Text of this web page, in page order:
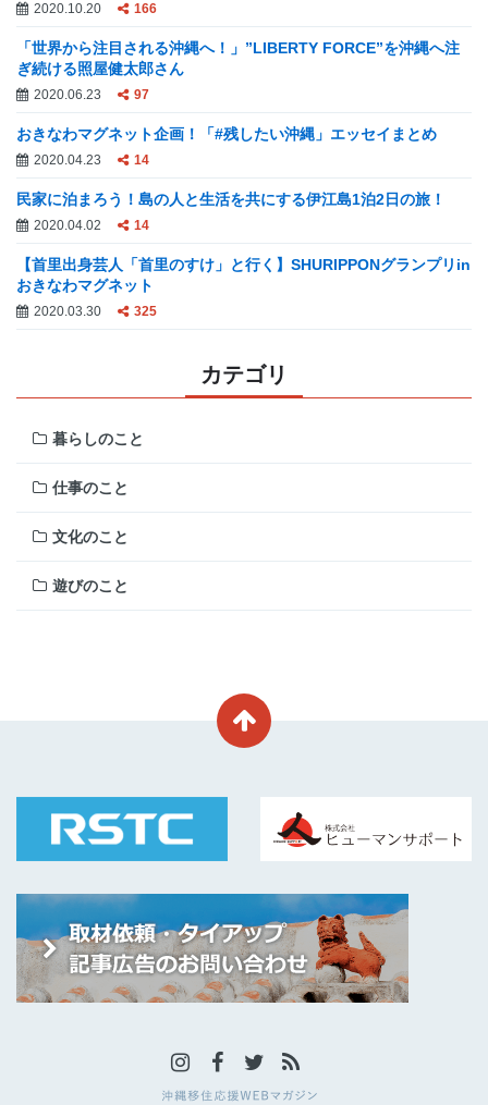
2020.10.20 166
「世界から注目される沖縄へ！」”LIBERTY FORCE”を沖縄へ注
ぎ続ける照屋健太郎さん
2020.06.23 97
おきなわマグネット企画！「#残したい沖縄」エッセイまとめ
2020.04.23 14
民家に泊まろう！島の人と生活を共にする伊江島1泊2日の旅！
2020.04.02 14
【首里出身芸人「首里のすけ」と行く】SHURIPPONグランプリin
おきなわマグネット
2020.03.30 325
カテゴリ
暮らしのこと
仕事のこと
文化のこと
遊びのこと